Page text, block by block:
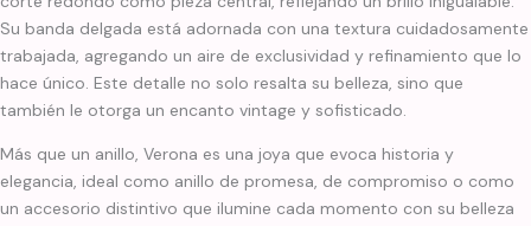
Su banda delgada está adornada con una textura cuidadosamente
trabajada, agregando un aire de exclusividad y refinamiento que lo
hace único. Este detalle no solo resalta su belleza, sino que
también le otorga un encanto vintage y sofisticado.
Más que un anillo, Verona es una joya que evoca historia y
elegancia, ideal como anillo de promesa, de compromiso o como
un accesorio distintivo que ilumine cada momento con su belleza